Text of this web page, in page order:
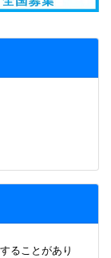
ることがあり